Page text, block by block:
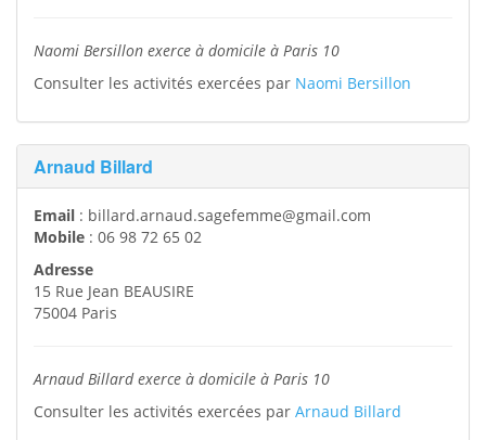
Naomi Bersillon exerce à domicile à Paris 10
Consulter les activités exercées par Naomi Bersillon
Arnaud Billard
Email : billard.arnaud.sagefemme@gmail.com
Mobile : 06 98 72 65 02
Adresse
15 Rue Jean BEAUSIRE
75004 Paris
Arnaud Billard exerce à domicile à Paris 10
Consulter les activités exercées par Arnaud Billard